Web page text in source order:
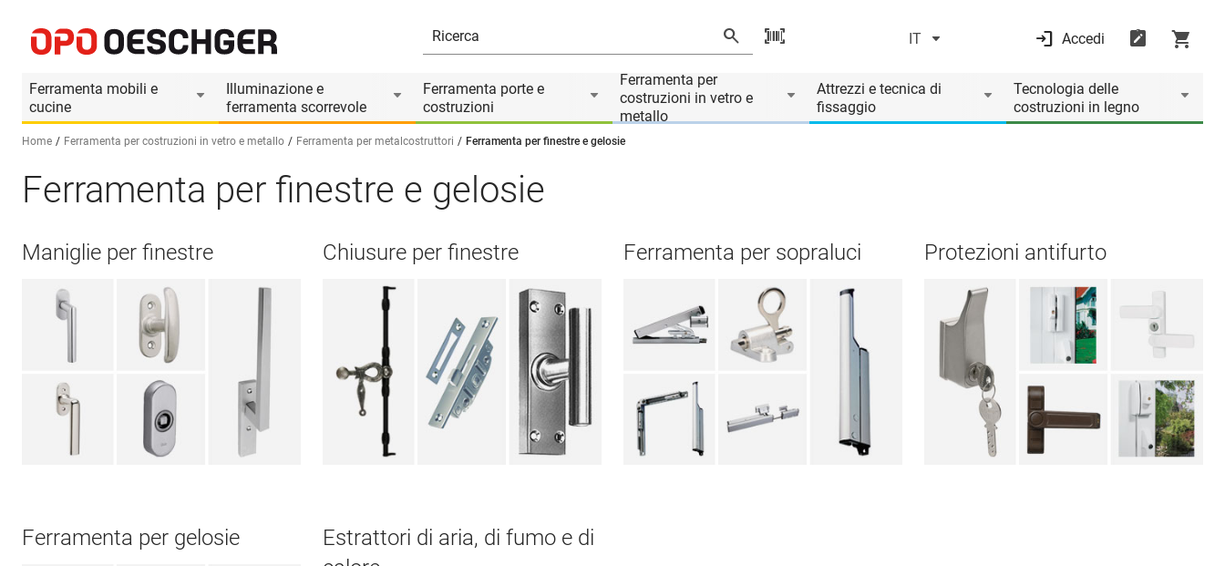
IT Accedi
Ferramenta mobili e
cucine
Illuminazione e
ferramenta scorrevole
Ferramenta porte e
costruzioni
Ferramenta per
costruzioni in vetro e
metallo
Attrezzi e tecnica di
fissaggio
Tecnologia delle
costruzioni in legno
Seleziona una lingua (IT)
Home Ferramenta per costruzioni in vetro e metallo Ferramenta per metalcostruttori Ferramenta per finestre e gelosie
Ferramenta per finestre e gelosie
Maniglie per finestre Chiusure per finestre Ferramenta per sopraluci Protezioni antifurto
Ferramenta per gelosie
Estrattori di aria, di fumo e di